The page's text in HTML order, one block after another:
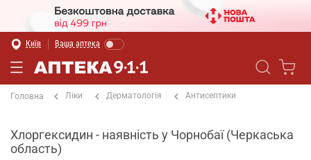
Київ Ваша аптека
Головна Ліки Дерматологія Антисептики
Хлоргексидин - наявність у Чорнобаї (Черкаська
область)